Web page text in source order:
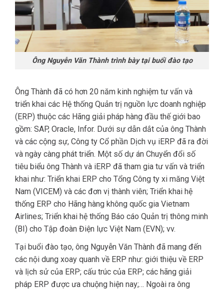
Ông Nguyễn Văn Thành trình bày tại buổi đào tạo
Ông Thành đã có hơn 20 năm kinh nghiệm tư vấn và
triển khai các Hệ thống Quản trị nguồn lực doanh nghiệp
(ERP) thuộc các Hãng giải pháp hàng đầu thế giới bao
gồm: SAP, Oracle, Infor. Dưới sự dẫn dắt của ông Thành
và các cộng sự, Công ty Cổ phần Dịch vụ iERP đã ra đời
và ngày càng phát triển. Một số dự án Chuyển đổi số
tiêu biểu ông Thành và iERP đã tham gia tư vấn và triển
khai như: Triển khai ERP cho Tổng Công ty xi măng Việt
Nam (VICEM) và các đơn vị thành viên; Triển khai hệ
thống ERP cho Hãng hàng không quốc gia Vietnam
Airlines; Triển khai hệ thống Báo cáo Quản trị thông minh
(BI) cho Tập đoàn Điện lực Việt Nam (EVN); vv.
Tại buổi đào tạo, ông Nguyễn Văn Thành đã mang đến
các nội dung xoay quanh về ERP như: giới thiệu về ERP
và lịch sử của ERP; cấu trúc của ERP; các hãng giải
pháp ERP được ưa chuộng hiện nay;… Ngoài ra ông